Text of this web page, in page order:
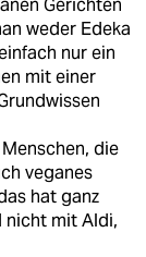
Gerichten
weder Edeka
nur ein
mit einer
die
veganes
hat ganz
nicht mit Aldi,